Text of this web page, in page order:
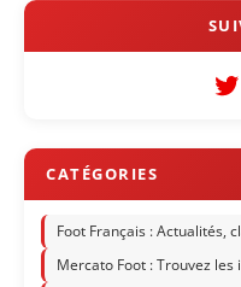
Foot Français : Actualités,
Mercato Foot : Trouvez